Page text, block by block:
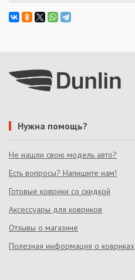
Нужна помощь?
Не нашли свою модель авто?
Есть вопросы? Напишите нам!
Готовые коврики со скидкой
Аксессуары для ковриков
Отзывы о магазине
Полезная информация о ковриках